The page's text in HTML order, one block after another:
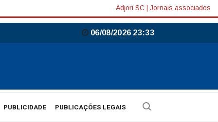
Adjori SC Jornais associados
06/08/2026 23:33
PUBLICIDADE PUBLICAÇÕES LEGAIS